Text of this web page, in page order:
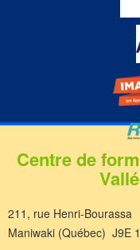
Centre de
211, rue Henri-Bourassa
Maniwaki (Québec)